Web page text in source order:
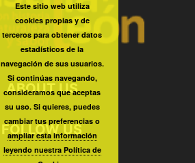
ABOUT US
FOLLOW US
Este sitio web utiliza
cookies propias y de
terceros para obtener datos
estadísticos de la
navegación de sus usuarios.
Si continúas navegando,
consideramos que aceptas
su uso. Si quieres, puedes
cambiar tus preferencias o
ampliar esta información
leyendo nuestra Política de